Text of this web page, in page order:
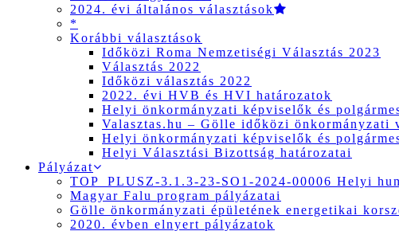
2024. évi általános választások
*
Korábbi választások
Időközi Roma Nemzetiségi Választás 2023
Választás 2022
Időközi választás 2022
2022. évi HVB és HVI határozatok
Helyi önkormányzati képviselők és
Valasztas.hu – Gölle időközi önkormányzati
Helyi önkormányzati képviselők és
Helyi Választási Bizottság határozatai
Pályázat
TOP_PLUSZ-3.1.3-23-SO1-2024-00006 Helyi
Magyar Falu program pályázatai
Gölle önkormányzati épületének energetikai
2020. évben elnyert pályázatok